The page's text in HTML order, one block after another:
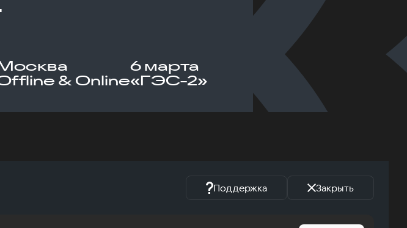
& Online
6 марта
«ГЭС-2»
Поддержка Закрыть